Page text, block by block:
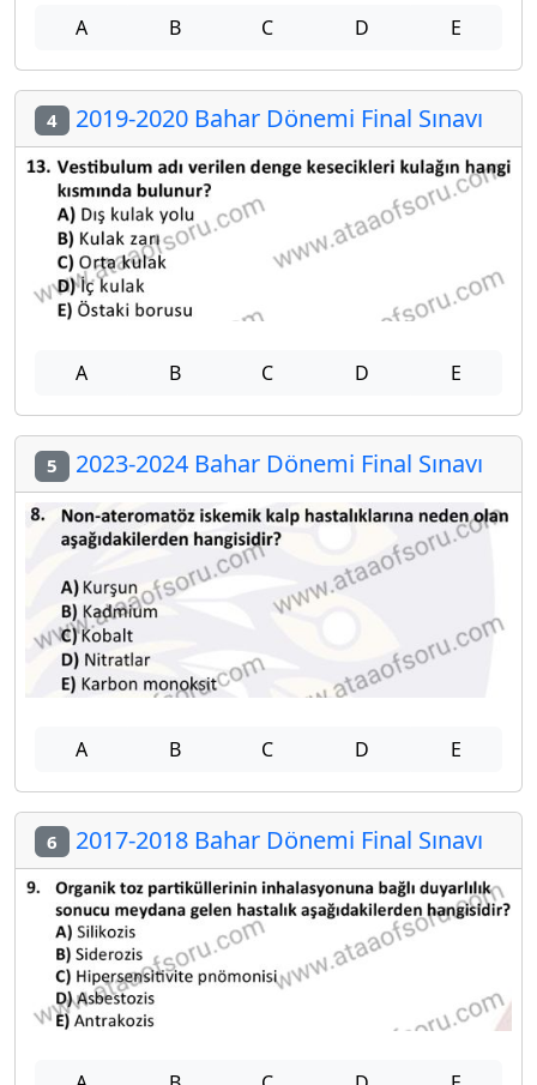
A B C D E
4 2019-2020 Bahar Dönemi Final Sınavı
A B C D E
5 2023-2024 Bahar Dönemi Final Sınavı
A B C D E
6 2017-2018 Bahar Dönemi Final Sınavı